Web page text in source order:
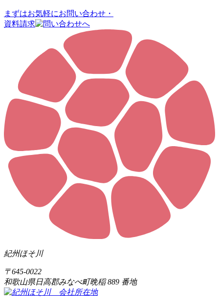
まずはお気軽にお問い合わせ・
資料請求
紀州ほそ川
〒645-0022
和歌山県日高郡みなべ町晩稲889 番地